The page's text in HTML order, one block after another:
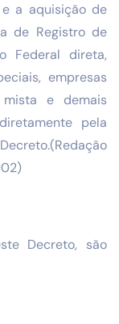
a aquisição de
de Registro de
Federal direta,
empresas
mista e demais
pela
Decreto, são